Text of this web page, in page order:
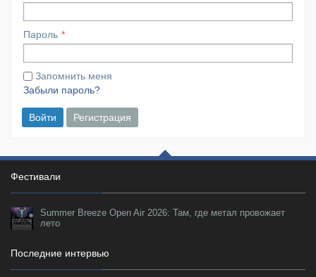
Пароль
Запомнить меня
Забыли пароль?
Войти Регистрация
Фестивали
Summer Breeze Open Air 2026: Там, где метал провожает
лето
Последние интервью